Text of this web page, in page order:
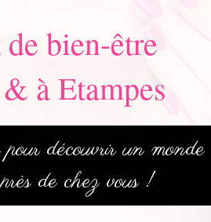
bien-être
à Etampes
découvrir un monde
de chez vous !